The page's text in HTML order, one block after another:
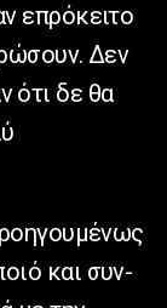
επρόκειτο
Δεν
ότι δε θα
και συν-